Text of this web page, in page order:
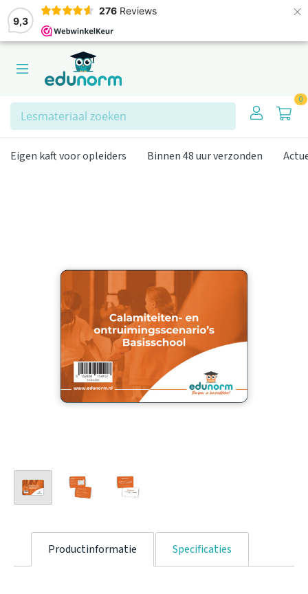
9,3
276 Reviews ×
Zoeken 0
Eigen kaft voor opleiders Binnen 48 uur verzonden
Productinformatie Specificaties